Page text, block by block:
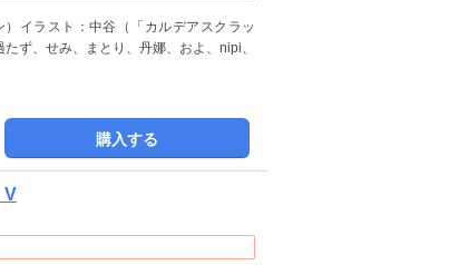
イラスト：中谷（「カルデアスクラッ
ず、せみ、まとり、丹娜、およ、nipi、
購入する
V